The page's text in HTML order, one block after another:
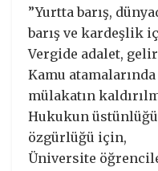
”Yurtta barış,
barış ve kardeşlik
Vergide adalet,
Kamu
mülakatın
Hukukun
özgürlüğü için,
Üniversite